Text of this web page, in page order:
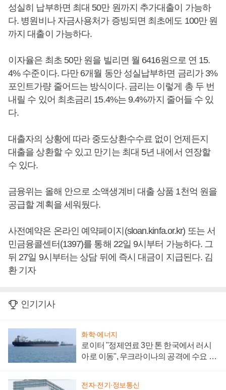
성실히 납부하면 최대 50만 원까지 추가대출이 가능하
다. 병원비나 자금사용처가 증빙되면 최초에도 100만 원
까지 대출이 가능하다.
이자율은 최초 50만 원을 빌리면 월 6416원으로 연 15.
4% 수준이다. 다만 6개월 동안 성실납부하면 금리가 3%
포인트가량 줄어드는 방식이다. 금리는 이렇게 총 두 번
내릴 수 있어 최초금리 15.4%는 9.4%까지 줄어들 수 있
다.
대출자의 상황에 따라 중도상환수수료 없이 언제든지
대출을 상환할 수 있고 만기는 최대 5년 내에서 연장할
수 있다.
금융위는 올해 안으로 소액생계비 대출 상품 1천억 원을
공급할 계획을 세워뒀다.
사전예약은 온라인 예약페이지(sloan.kinfa.or.kr) 또는 서
민금융콜센터(1397)를 통해 22일 9시부터 가능하다. 그
뒤 27일 9시부터는 상담 뒤에 즉시 대금이 지급된다. 김
환 기자
인기기사
화학·에너지
로이터 "정제연료 3만 톤 한국에서 러시
아로 이동", 우크라이나의 공격에 수요 늘
전자·전기·정보통신